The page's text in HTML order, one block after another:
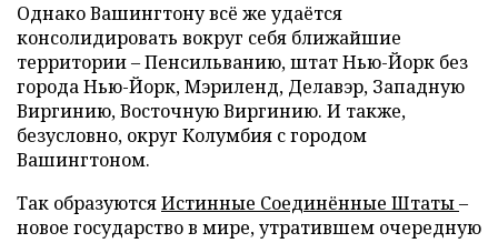
Однако Вашингтону всё же удаётся
консолидировать вокруг себя ближайшие
территории – Пенсильванию, штат Нью-Йорк без
города Нью-Йорк, Мэриленд, Делавэр, Западную
Виргинию, Восточную Виргинию. И также,
безусловно, округ Колумбия с городом
Вашингтоном.
Так образуютсяИстинные Соединённые Штаты–
новое государство в мире, утратившем очередную